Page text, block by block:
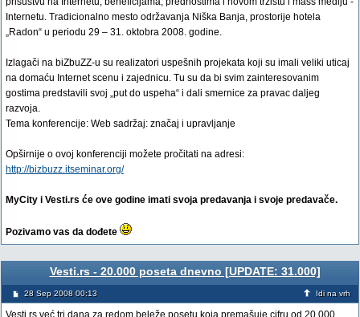
Internetu. Tradicionalno mesto održavanja Niška Banja, prostorije hotela
„Radon“ u periodu 29 – 31. oktobra 2008. godine.
Izlagači na biZbuZZ-u su realizatori uspešnih projekata koji su imali veliki uticaj
na domaću Internet scenu i zajednicu. Tu su da bi svim zainteresovanim
gostima predstavili svoj „put do uspeha“ i dali smernice za pravac daljeg
razvoja.
Tema konferencije: Web sadržaj: značaj i upravljanje
Opširnije o ovoj konferenciji možete pročitati na adresi:
http://bizbuzz.itseminar.org/
MyCity i Vesti.rs će ove godine imati svoja predavanja i svoje predavače.
Pozivamo vas da dođete
Vesti.rs - 20.000 poseta dnevno [UPDATE: 31.000]
28 Sep 2008 00:13 Idi na vrh
Vesti.rs već tri dana za redom beleže posetu koja premašuje cifru od 20.000